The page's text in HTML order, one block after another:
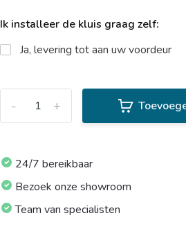
Ik installeer de kluis graag zelf:
Ja, levering tot aan uw voordeur
+
-
24/7 bereikbaar
Bezoek onze showroom
Team van specialisten